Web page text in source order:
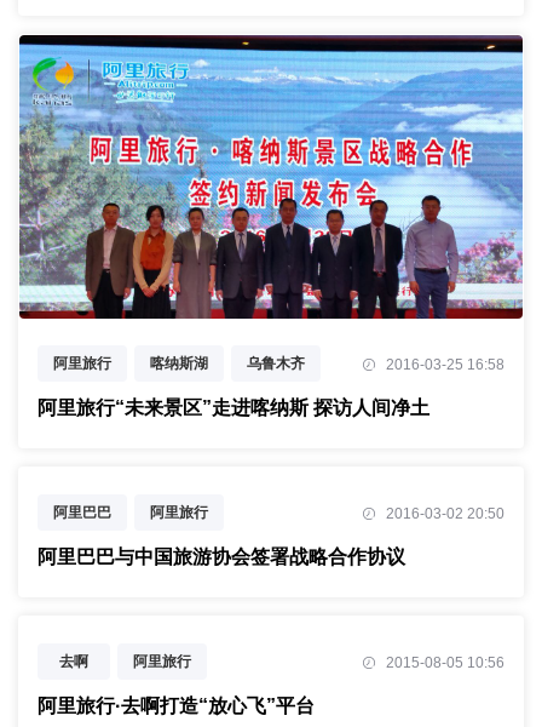
阿里旅行 喀纳斯湖 乌鲁木齐 2016-03-25 16:58
阿里旅行“未来景区”走进喀纳斯 探访人间净土
阿里巴巴 阿里旅行
中国旅游协会 旅游
2016-03-02 20:50
阿里巴巴与中国旅游协会签署战略合作协议
去啊 阿里旅行 2015-08-05 10:56
阿里旅行·去啊打造“放心飞”平台